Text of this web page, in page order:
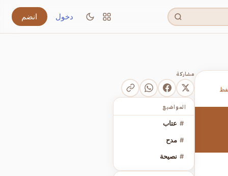
دخول انضم
مشاركة
المواضيع
# عتاب
# مدح
# نصيحة